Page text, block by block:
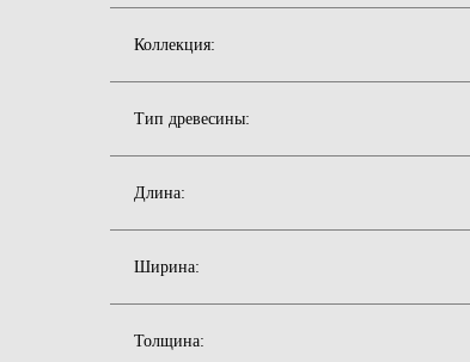
Коллекция:
Тип древесины:
Длина:
Ширина:
Толщина: